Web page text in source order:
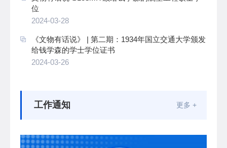
位
2024-03-28
《文物有话说》 | 第二期：1934年国立交通大学颁发
给钱学森的学士学位证书
2024-03-26
工作通知 更多 +